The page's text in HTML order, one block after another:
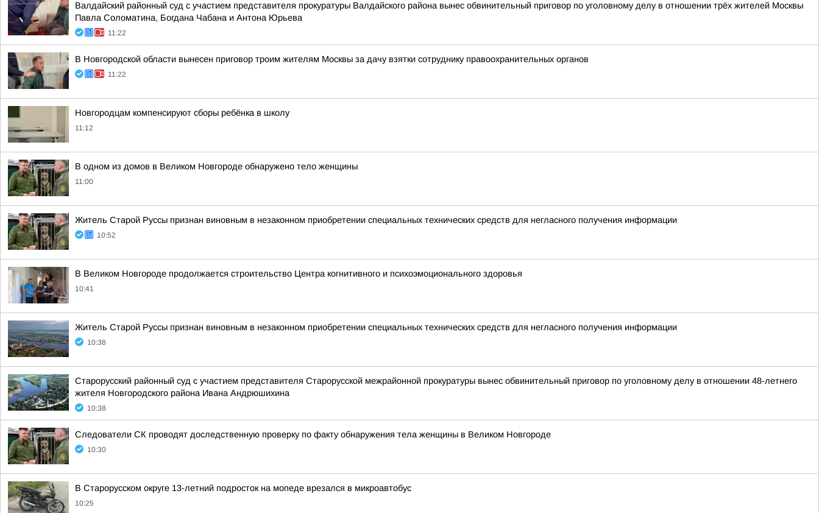
Валдайский районный суд с участием представителя прокуратуры Валдайского района вынес обвинительный приговор по уголовному делу в отношении трёх жителей Москвы
Павла Соломатина, Богдана Чабана и Антона Юрьева
11:22
В Новгородской области вынесен приговор троим жителям Москвы за дачу взятки сотруднику правоохранительных органов
11:22
Новгородцам компенсируют сборы ребёнка в школу
11:12
В одном из домов в Великом Новгороде обнаружено тело женщины
11:00
Житель Старой Руссы признан виновным в незаконном приобретении специальных технических средств для негласного получения информации
10:52
В Великом Новгороде продолжается строительство Центра когнитивного и психоэмоционального здоровья
10:41
Житель Старой Руссы признан виновным в незаконном приобретении специальных технических средств для негласного получения информации
10:38
Старорусский районный суд с участием представителя Старорусской межрайонной прокуратуры вынес обвинительный приговор по уголовному делу в отношении 48-летнего
жителя Новгородского района Ивана Андрюшихина
10:38
Следователи СК проводят доследственную проверку по факту обнаружения тела женщины в Великом Новгороде
10:30
В Старорусском округе 13-летний подросток на мопеде врезался в микроавтобус
10:25